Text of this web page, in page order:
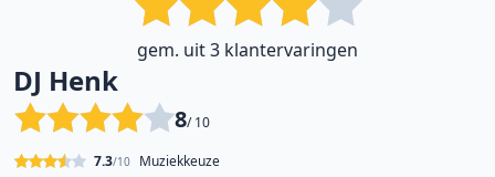
gem. uit 3 klantervaringen
DJ Henk
8/ 10
Muziekkeuze
7.3/10